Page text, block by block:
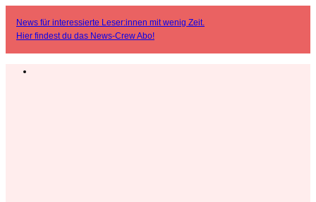
News für interessierte Leser:innen mit wenig Zeit.
Hier findest du das News-Crew Abo!